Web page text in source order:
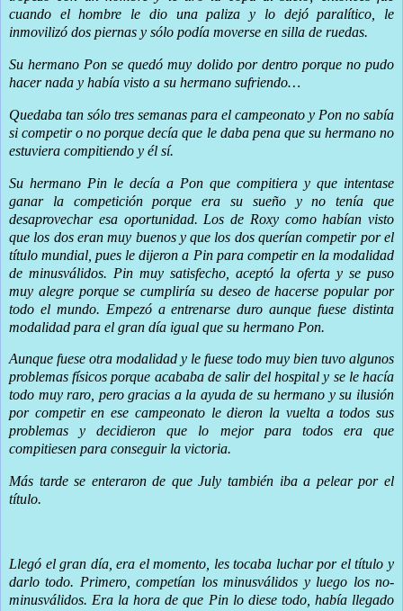
cuando el hombre le dio una paliza y lo dejó paralítico, le
inmovilizó dos piernas y sólo podía moverse en silla de ruedas.
Su hermano Pon se quedó muy dolido por dentro porque no pudo
hacer nada y había visto a su hermano sufriendo…
Quedaba tan sólo tres semanas para el campeonato y Pon no sabía
si competir o no porque decía que le daba pena que su hermano no
estuviera compitiendo y él sí.
Su hermano Pin le decía a Pon que compitiera y que intentase
ganar la competición porque era su sueño y no tenía que
desaprovechar esa oportunidad. Los de Roxy como habían visto
que los dos eran muy buenos y que los dos querían competir por el
título mundial, pues le dijeron a Pin para competir en la modalidad
de minusválidos. Pin muy satisfecho, aceptó la oferta y se puso
muy alegre porque se cumpliría su deseo de hacerse popular por
todo el mundo. Empezó a entrenarse duro aunque fuese distinta
modalidad para el gran día igual que su hermano Pon.
Aunque fuese otra modalidad y le fuese todo muy bien tuvo algunos
problemas físicos porque acababa de salir del hospital y se le hacía
todo muy raro, pero gracias a la ayuda de su hermano y su ilusión
por competir en ese campeonato le dieron la vuelta a todos sus
problemas y decidieron que lo mejor para todos era que
compitiesen para conseguir la victoria.
Más tarde se enteraron de que July también iba a pelear por el
título.
Llegó el gran día, era el momento, les tocaba luchar por el título y
darlo todo. Primero, competían los minusválidos y luego los no-
minusválidos. Era la hora de que Pin lo diese todo, había llegado